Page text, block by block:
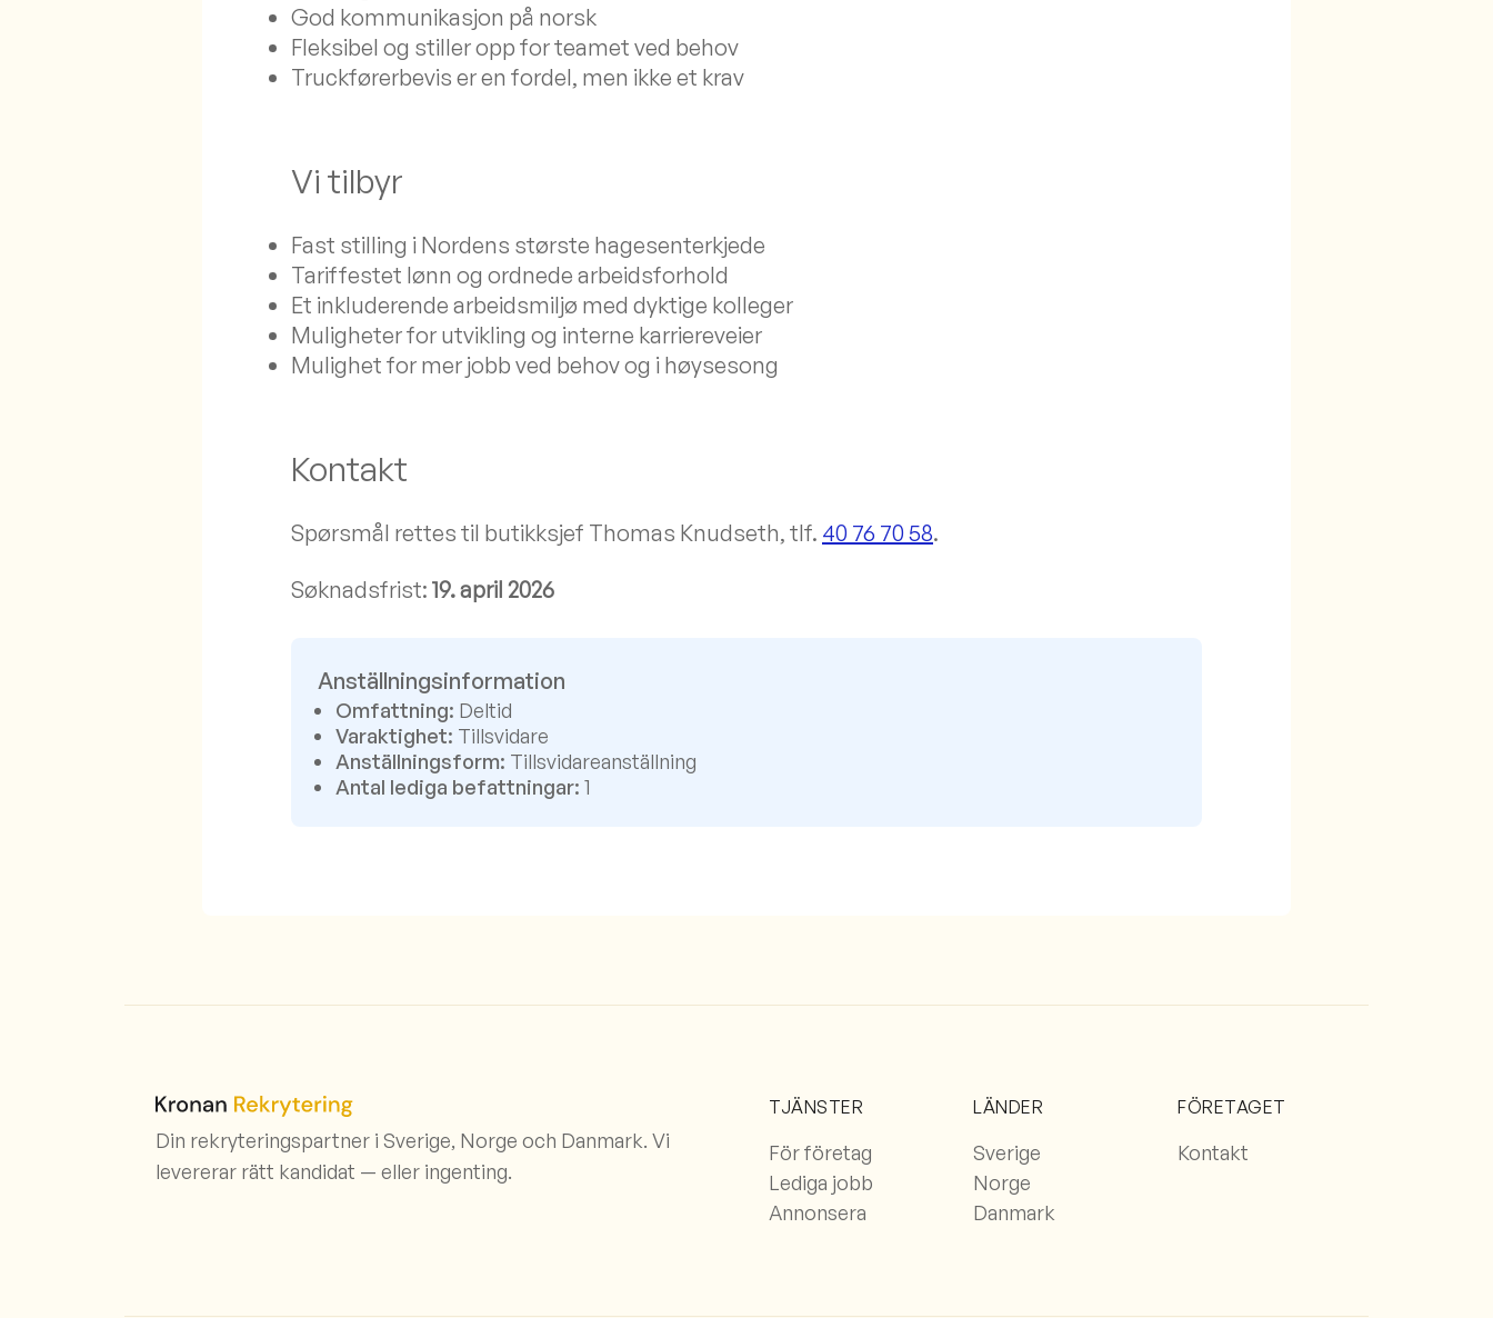
God kommunikasjon på norsk
Fleksibel og stiller opp for teamet ved behov
Truckførerbevis er en fordel, men ikke et krav
Vi tilbyr
Fast stilling i Nordens største hagesenterkjede
Tariffestet lønn og ordnede arbeidsforhold
Et inkluderende arbeidsmiljø med dyktige kolleger
Muligheter for utvikling og interne karriereveier
Mulighet for mer jobb ved behov og i høysesong
Kontakt
Spørsmål rettes til butikksjef Thomas Knudseth, tlf. 40 76 70 58.
Søknadsfrist: 19. april 2026
Anställningsinformation
Omfattning: Deltid
Varaktighet: Tillsvidare
Anställningsform: Tillsvidareanställning
Antal lediga befattningar: 1
Din rekryteringspartner i Sverige, Norge och Danmark. Vi
levererar rätt kandidat — eller ingenting.
TJÄNSTER
För företag
Lediga jobb
Annonsera
LÄNDER
Sverige
Norge
Danmark
FÖRETAGET
Kontakt